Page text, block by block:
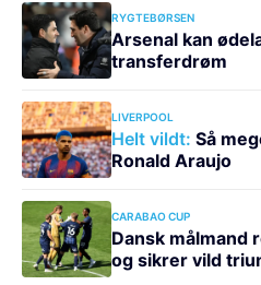
RYGTEBØRSEN
Arsenal kan
transferdrøm
LIVERPOOL
Helt vildt: Så
Ronald Araujo
CARABAO CUP
Dansk målmand
og sikrer vild